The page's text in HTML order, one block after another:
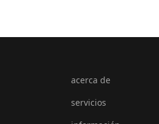
acerca de
servicios